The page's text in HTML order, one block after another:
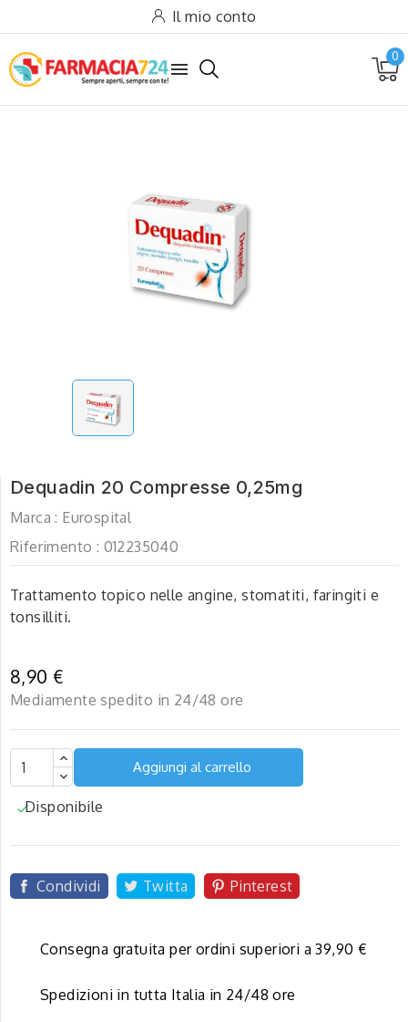
Il mio conto

0
Dequadin 20 Compresse 0,25mg
Marca : Eurospital
Riferimento : 012235040
Trattamento topico nelle angine, stomatiti, faringiti e
tonsilliti.
8,90 €
Mediamente spedito in 24/48 ore
Aggiungi al carrello
Disponibile
Condividi Twitta Pinterest
Consegna gratuita per ordini superiori a 39,90 €
Spedizioni in tutta Italia in 24/48 ore